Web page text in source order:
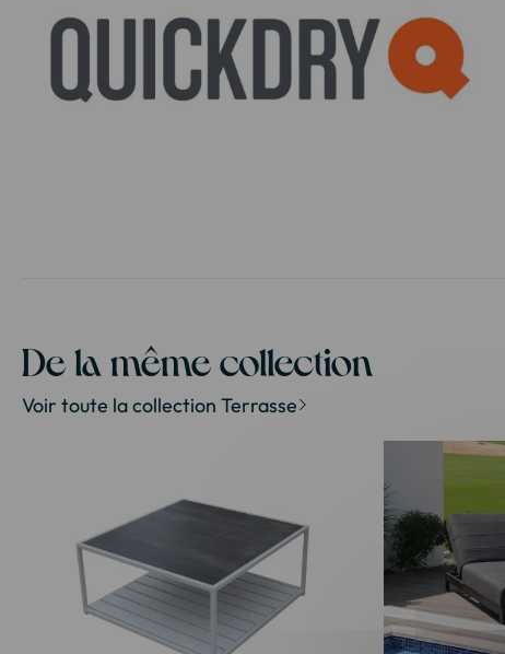
la
Galerie
De la même collection
Voir toute la collection Terrasse